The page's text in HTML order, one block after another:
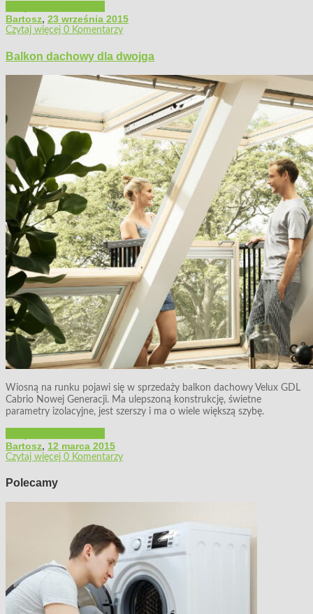
Bartosz, 23 września 2015
Czytaj więcej 0 Komentarzy
Balkon dachowy dla dwojga
Wiosną na runku pojawi się w sprzedaży balkon dachowy Velux GDL
Cabrio Nowej Generacji. Ma ulepszoną konstrukcję, świetne
parametry izolacyjne, jest szerszy i ma o wiele większą szybę.
Bartosz, 12 marca 2015
Czytaj więcej 0 Komentarzy
Polecamy